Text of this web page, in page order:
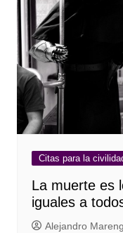
Citas para la
La muerte es
iguales a
Alejandro